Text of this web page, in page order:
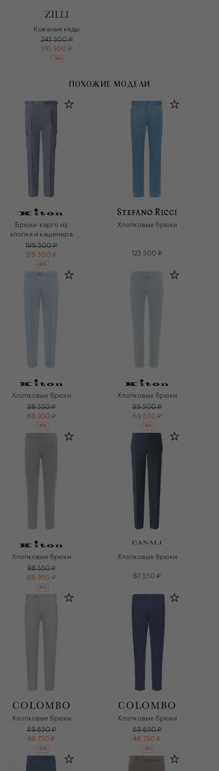
Кожаные кеды
243 500 ₽
170 500 ₽
-30%
ПОХОЖИЕ МОДЕЛИ
Брюки-карго из
хлопка и кашемира
199 500 ₽
139 500 ₽
-30%
Хлопковые брюки
123 500 ₽
Хлопковые брюки
98 550 ₽
68 950 ₽
-30%
Хлопковые брюки
99 500 ₽
69 650 ₽
-30%
Хлопковые брюки
98 550 ₽
68 950 ₽
-30%
Хлопковые брюки
67 550 ₽
Хлопковые брюки
69 650 ₽
48 750 ₽
-30%
Хлопковые брюки
69 650 ₽
48 750 ₽
-30%